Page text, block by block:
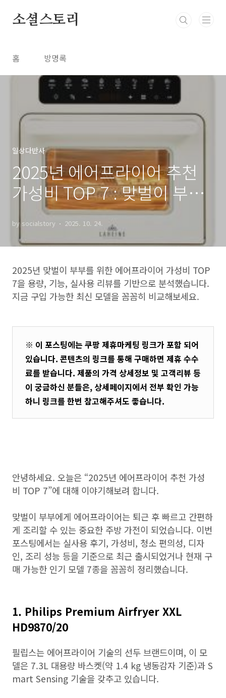
소셜스토리
홈 방명록
일상다반사
2025년 에어프라이어 추천
가성비 TOP 7 : 맞벌이 부부
가 선택한 실사용 리뷰
by socialstory 2025. 10. 24.
2025년 맞벌이 부부를 위한 에어프라이어 가성비 TOP
7을 용량, 기능, 실사용 리뷰를 기반으로 분석했습니다.
지금 구입 가능한 최신 모델을 꼼꼼히 비교해보세요.
※ 이 포스팅에는 쿠팡 제휴마케팅 링크가 포함 되어
있습니다. 콘텐츠의 링크를 통해 구매하면 제휴 수수
료를 받습니다. 제품의 가격 상세정보 및 고객리뷰 등
이 궁금하신 분들은, 상세페이지에서 전부 확인 가능
하니 링크를 한번 참고해주셔도 좋습니다.
안녕하세요. 오늘은 “2025년 에어프라이어 추천 가성
비 TOP 7”에 대해 이야기해보려 합니다.
맞벌이 부부에게 에어프라이어는 퇴근 후 빠르고 간편하
게 조리할 수 있는 중요한 주방 가전이 되었습니다. 이번
포스팅에서는 실사용 후기, 가성비, 청소 편의성, 디자
인, 조리 성능 등을 기준으로 최근 출시되었거나 현재 구
매 가능한 인기 모델 7종을 꼼꼼히 정리했습니다.
1. Philips Premium Airfryer XXL
HD9870/20
필립스는 에어프라이어 기술의 선두 브랜드이며, 이 모
델은 7.3L 대용량 바스켓(약 1.4 kg 냉동감자 기준)과 S
mart Sensing 기술을 갖추고 있습니다.